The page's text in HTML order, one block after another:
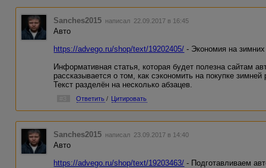
Sanches2015 написал 22.09.2017 в 16:45
Авто
https://advego.ru/shop/text/19202405/ - Экономия на
Информативная статья, которая будет полезна сайтам
рассказывается о том, как сэкономить на покупке
Текст разделён на несколько абзацев.
Ответить / Цитировать
Sanches2015 написал 23.09.2017 в 14:40
Авто
https://advego.ru/shop/text/19203463/ - Подготавливаем